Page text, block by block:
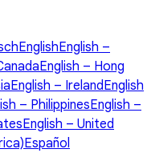
EnglishEnglish –
English – Hong
English – IrelandEnglish
– PhilippinesEnglish –
English – United
Español